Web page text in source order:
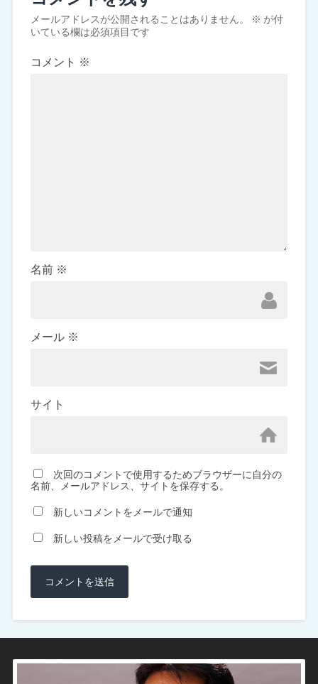
メールアドレスが公開されることはありません。 ※ が付
いている欄は必須項目です
コメント ※
名前 ※
メール ※
サイト
次回のコメントで使用するためブラウザーに自分の
名前、メールアドレス、サイトを保存する。
新しいコメントをメールで通知
新しい投稿をメールで受け取る